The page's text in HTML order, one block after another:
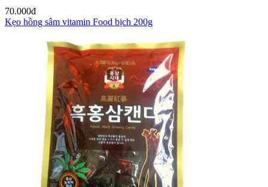
70.000đ
Kẹo hồng sâm vitamin Food bịch 200g